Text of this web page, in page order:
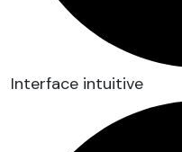
Interface intuitive